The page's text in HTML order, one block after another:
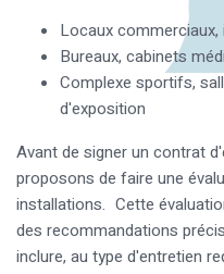
Locaux commerciaux,
Bureaux, cabinets
Complexe sportifs,
d'exposition
Avant de signer un contrat
proposons de faire une
installations. Cette
des recommandations
inclure, au type d'entretien